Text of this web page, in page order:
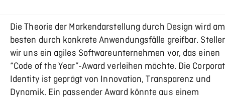
Die Theorie der Markendarstellung durch Design wird am
besten durch konkrete Anwendungsfälle greifbar.
wir uns ein agiles Softwareunternehmen vor, das einen
“Code of the Year”-Award verleihen möchte. Die
Identity ist geprägt von Innovation, Transparenz und
Dynamik. Ein passender Award könnte aus einem